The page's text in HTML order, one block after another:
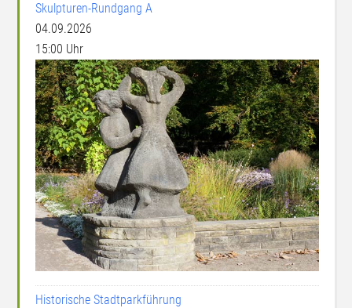
Skulpturen-Rundgang A
04.09.2026
15:00 Uhr
Historische Stadtparkführung